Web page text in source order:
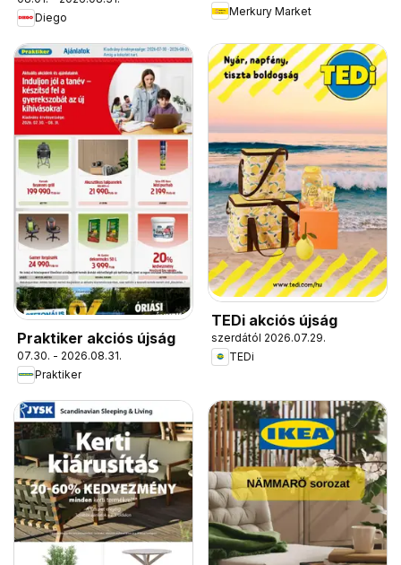
Diego
Merkury Market
Praktiker akciós újság
07.30. - 2026.08.31.
Praktiker
TEDi akciós újság
szerdától 2026.07.29.
TEDi